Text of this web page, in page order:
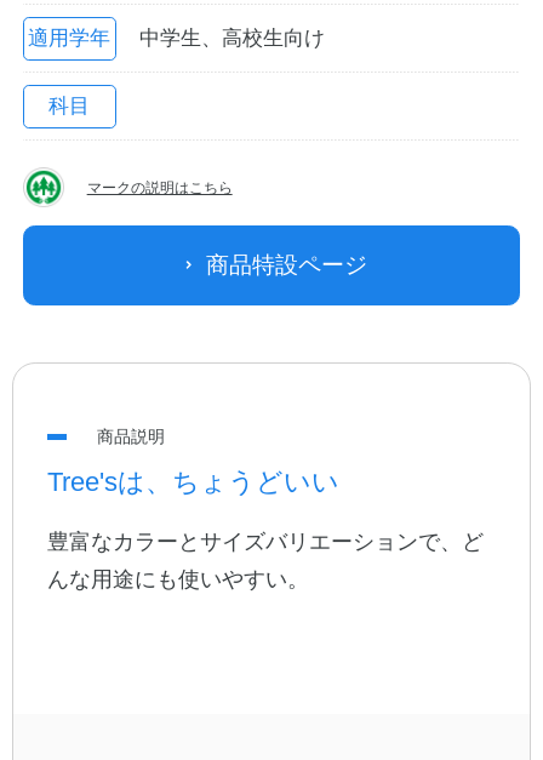
公式アカウント
適用学年 中学生、高校生向け
科目
マークの説明はこちら
商品特設ページ
商品説明
Tree'sは、ちょうどいい
豊富なカラーとサイズバリエーションで、ど
んな用途にも使いやすい。